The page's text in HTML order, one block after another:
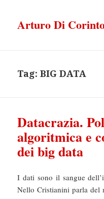
Arturo Di
Tag:BIG DATA
Datacrazia.
algoritmica e
dei big data
I dati sono il sangue
Nello Cristianini parla del